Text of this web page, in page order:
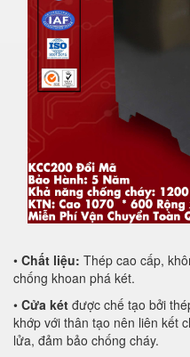
• Chất liệu: Thép cao cấp,
chống khoan phá két.
• Cửa két được chế tạo bởi
khớp với thân tạo nên liên kết
lửa, đảm bảo chống cháy.